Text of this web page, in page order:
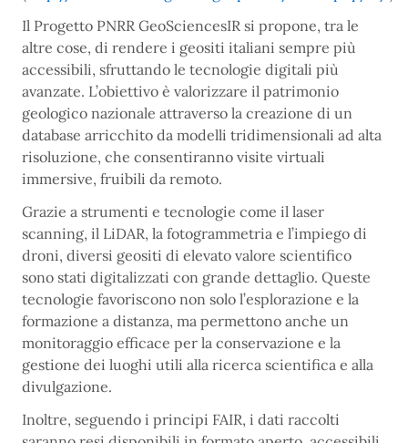
Il Progetto PNRR GeoSciencesIR si propone, tra le
altre cose, di rendere i geositi italiani sempre più
accessibili, sfruttando le tecnologie digitali più
avanzate. L’obiettivo è valorizzare il patrimonio
geologico nazionale attraverso la creazione di un
database arricchito da modelli tridimensionali ad alta
risoluzione, che consentiranno visite virtuali
immersive, fruibili da remoto.
Grazie a strumenti e tecnologie come il laser
scanning, il LiDAR, la fotogrammetria e l’impiego di
droni, diversi geositi di elevato valore scientifico
sono stati digitalizzati con grande dettaglio. Queste
tecnologie favoriscono non solo l’esplorazione e la
formazione a distanza, ma permettono anche un
monitoraggio efficace per la conservazione e la
gestione dei luoghi utili alla ricerca scientifica e alla
divulgazione.
Inoltre, seguendo i principi FAIR, i dati raccolti